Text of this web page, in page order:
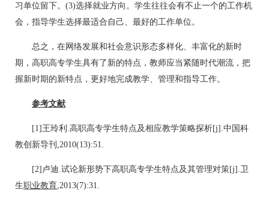
习单位留下。(3)选择就业方向。学生往往会有不止一个的工作机
会，指导学生选择最适合自己、最好的工作单位。
总之，在网络发展和社会意识形态多样化、丰富化的新时
期，高职高专学生具有了新的特点，教师应当紧随时代潮流，把
握新时期的新特点，更好地完成教学、管理和指导工作。
参考文献
[1]王玲利.高职高专学生特点及相应教学策略探析[j].中国科
教创新导刊,2010(13):51.
[2]卢迪.试论新形势下高职高专学生特点及其管理对策[j].卫
生职业教育,2013(7):31.